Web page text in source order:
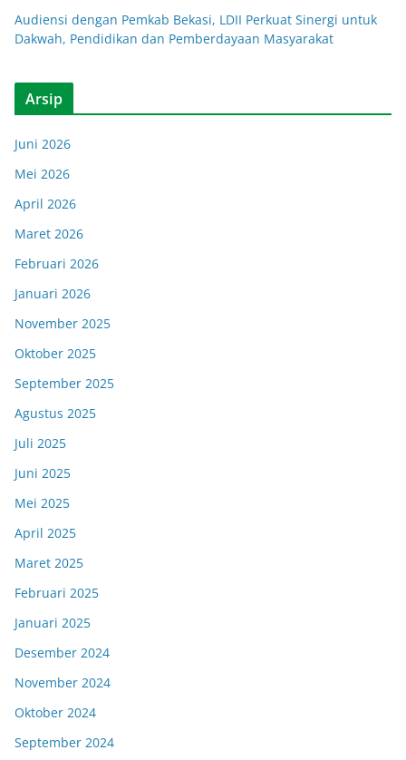
Audiensi dengan Pemkab Bekasi, LDII Perkuat Sinergi untuk
Dakwah, Pendidikan dan Pemberdayaan Masyarakat
Arsip
Juni 2026
Mei 2026
April 2026
Maret 2026
Februari 2026
Januari 2026
November 2025
Oktober 2025
September 2025
Agustus 2025
Juli 2025
Juni 2025
Mei 2025
April 2025
Maret 2025
Februari 2025
Januari 2025
Desember 2024
November 2024
Oktober 2024
September 2024